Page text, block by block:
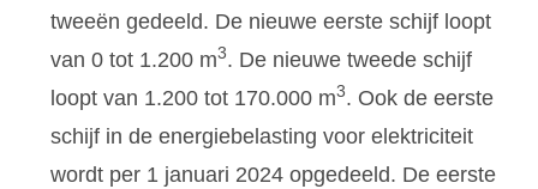
tweeën gedeeld. De nieuwe eerste schijf loopt
van 0 tot 1.200 m3. De nieuwe tweede schijf
loopt van 1.200 tot 170.000 m3. Ook de eerste
schijf in de energiebelasting voor elektriciteit
wordt per 1 januari 2024 opgedeeld. De eerste